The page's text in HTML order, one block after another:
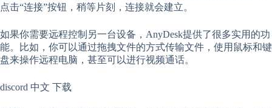
点击“连接”按钮，稍等片刻，连接就会建立。
如果你需要远程控制另一台设备，AnyDesk提供了很多实用的功
能。比如，你可以通过拖拽文件的方式传输文件，使用鼠标和键
盘来操作远程电脑，甚至可以进行视频通话。
discord 中文 下载